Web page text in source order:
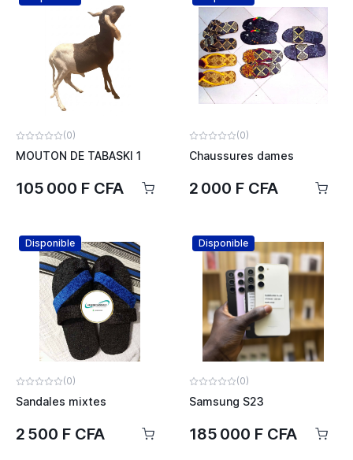
(0)
MOUTON DE TABASKI 1
105 000 F CFA
(0)
Chaussures dames
2 000 F CFA
Disponible
(0)
Sandales mixtes
2 500 F CFA
Disponible
(0)
Samsung S23
185 000 F CFA